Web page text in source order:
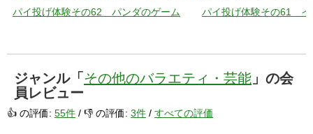
パイ投げ体験その62 パンダのゲーム パイ投げ体験その61 イ
ジャンル「 その他のバラエティ・芸能 」の会
員レビュー
👍 の評価: 55件 / 👎 の評価: 3件 / すべての評価